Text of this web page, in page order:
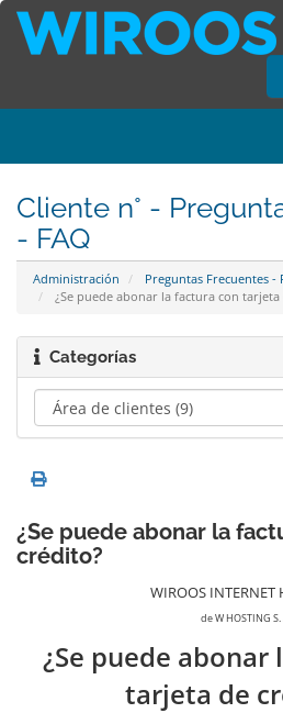
Cliente n° -
- FAQ
Administración Preguntas Frecuentes -
¿Se puede abonar la factura con
Categorías
¿Se puede abonar la
crédito?
WIROOS INTERNET
de W HOSTING S.
¿Se puede
tarjeta de